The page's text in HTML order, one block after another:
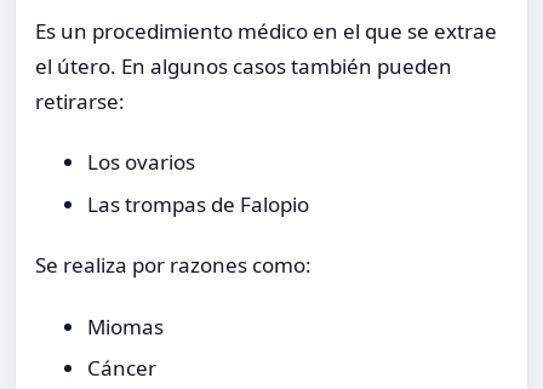
Es un procedimiento médico en el que se extrae
el útero. En algunos casos también pueden
retirarse:
Los ovarios
Las trompas de Falopio
Se realiza por razones como:
Miomas
Cáncer